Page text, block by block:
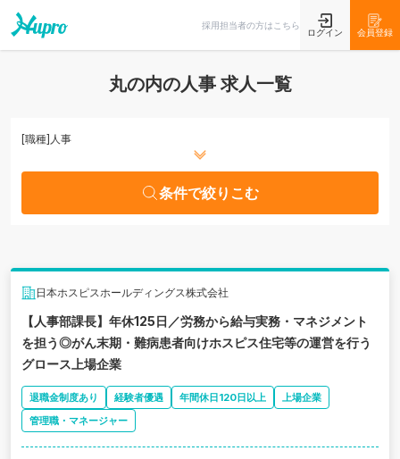
採用担当者の方はこちら
ログイン 会員登録
丸の内の人事 求人一覧
[職種] 人事
条件で絞りこむ
日本ホスピスホールディングス株式会社
【人事部課長】年休125日／労務から給与実務・マネジメント
を担う◎がん末期・難病患者向けホスピス住宅等の運営を行う
グロース上場企業
退職金制度あり 経験者優遇 年間休日120日以上
上場企業
管理職・マネージャー